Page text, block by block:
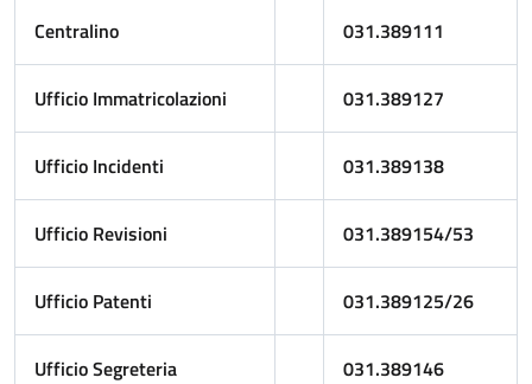
Centralino 031.389111
Ufficio Immatricolazioni 031.389127
Ufficio Incidenti 031.389138
Ufficio Revisioni 031.389154/53
Ufficio Patenti 031.389125/26
Ufficio Segreteria 031.389146